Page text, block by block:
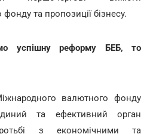
та пропозиції бізнесу.
успішну реформу БЕБ, то
валютного фонду
та ефективний орган
з економічними та